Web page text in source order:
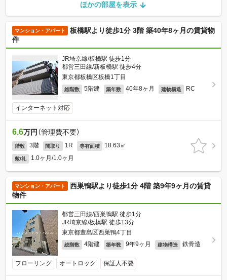
ほかの部屋を表示
マンション・アパート
板橋駅より徒歩1分 3階 築40年8ヶ月の賃貸物
件
JR埼京線/板橋駅 徒歩1分
都営三田線/新板橋駅 徒歩4分
東京都板橋区板橋1丁目
総階数 5階建 築年数 40年8ヶ月 建物構造 RC
インターネット対応
6.6万円 （管理費不要）
階数 3階 間取り 1R 専有面積 18.63㎡
敷/礼 1.0ヶ月/1.0ヶ月
マンション・アパート
西巣鴨駅より徒歩1分 4階 築9年9ヶ月の賃貸
物件
都営三田線/西巣鴨駅 徒歩1分
JR埼京線/板橋駅 徒歩13分
東京都豊島区西巣鴨4丁目
総階数 4階建 築年数 9年9ヶ月 建物構造 鉄骨造
フローリング オートロック 保証人不要